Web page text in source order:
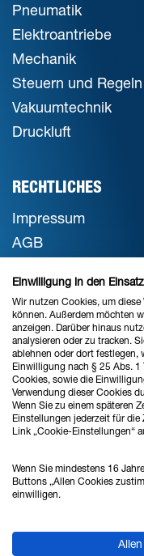
Pneumatik
Elektroantriebe
Mechanik
Steuern und Regeln
Vakuumtechnik
Druckluft
RECHTLICHES
Impressum
AGB
Cookie-
STANDORT BREMEN
Verkauf & Beratung
Ahlrich Siemens
28357 Bremen
Tel.: 0421 - 27808 -
Einwilligung in den
Wir nutzen Cookies, um
können. Außerdem möchten
anzeigen. Darüber hinaus
analysieren oder zu tracken.
ablehnen oder dort festlegen,
Einwilligung nach § 25 Abs.
Cookies, sowie die
Verwendung dieser Cookies
Wenn Sie zu einem späteren
Einstellungen jederzeit für
Link „Cookie-Einstellungen“
Wenn Sie mindestens 16
Buttons „Allen Cookies
einwilligen.